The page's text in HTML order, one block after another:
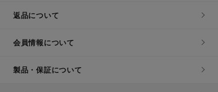
返品について
会員情報について
製品・保証について